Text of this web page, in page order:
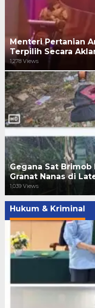
Menteri Pertanian
Terpilih Secara
1,278 Views
Gegana Sat Brimob
Granat Nanas di
1,039 Views
Hukum & Kriminal